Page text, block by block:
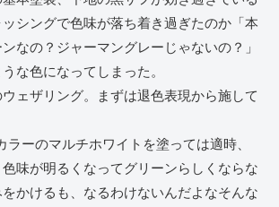
シングで色味が落ち着き過ぎたのか「本
なの？ジャーマングレーじゃないの？」
な色になってしまった。
ェザリング。まずは退色表現から施して
ラーのマルチホワイトを塗っては適時、
味が明るくなってグリーンらしくならな
かけるも、なるわけないんだよなそんな